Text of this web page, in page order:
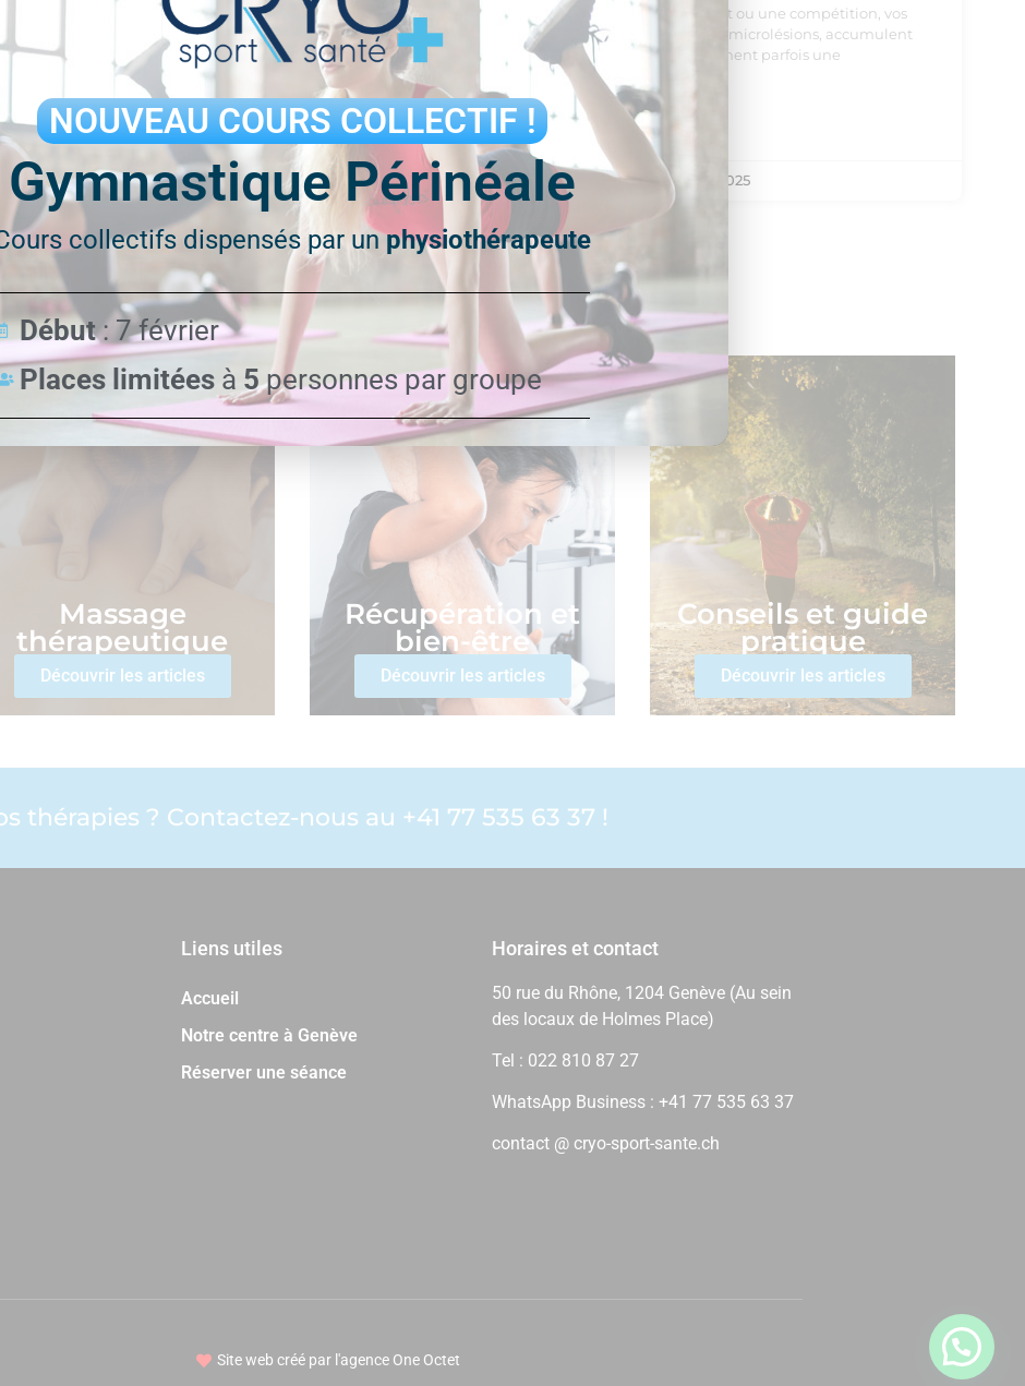
tente ? Vous avez bien raison : cette technique
thérapeutique offre de nombreux
Lire la suite »
Benjamin 5 novembre 2025
Après un entraînement ou une compétition, vos
muscles subissent des microlésions, accumulent
des toxines et déclenchent parfois une
inflammation. Ce
Lire la suite »
Benjamin 21 août 2025
Massage
thérapeutique
Découvrir les articles
Récupération et
bien-être
Découvrir les articles
Conseils et guide
pratique
Découvrir les articles
thérapies ? Contactez-nous au +41 77 535 63 37 !
Liens utiles
Accueil
Notre centre à Genève
Réserver une séance
Horaires et contact
50 rue du Rhône, 1204 Genève (Au sein
des locaux de Holmes Place)
Tel : 022 810 87 27
WhatsApp Business : +41 77 535 63 37
contact @ cryo-sport-sante.ch
Site web créé par l'agence One Octet
NOUVEAU COURS COLLECTIF !
Gymnastique Périnéale
collectifs dispensés par unphysiothérapeute
Début: 7 février
Places limitéesà 5personnes par groupe